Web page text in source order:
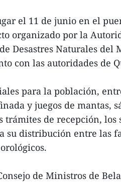
el 11 de junio en el
organizado por la
Desastres Naturales del
con las autoridades de
para la población,
y juegos de mantas,
trámites de recepción, los
su distribución entre las
de Ministros de